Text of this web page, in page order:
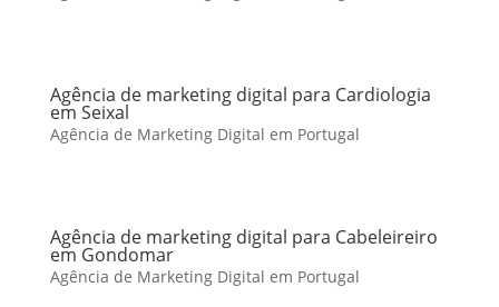
Agência de marketing digital para Cardiologia
em Seixal
Agência de Marketing Digital em Portugal
Agência de marketing digital para Cabeleireiro
em Gondomar
Agência de Marketing Digital em Portugal